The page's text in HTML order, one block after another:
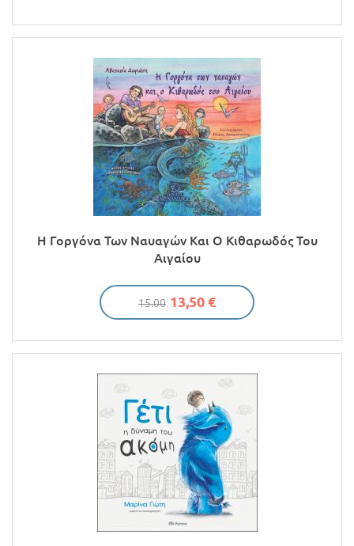
Η Γοργόνα Των Ναυαγών Και Ο Κιθαρωδός Του
Αιγαίου
15.00 13,50 €